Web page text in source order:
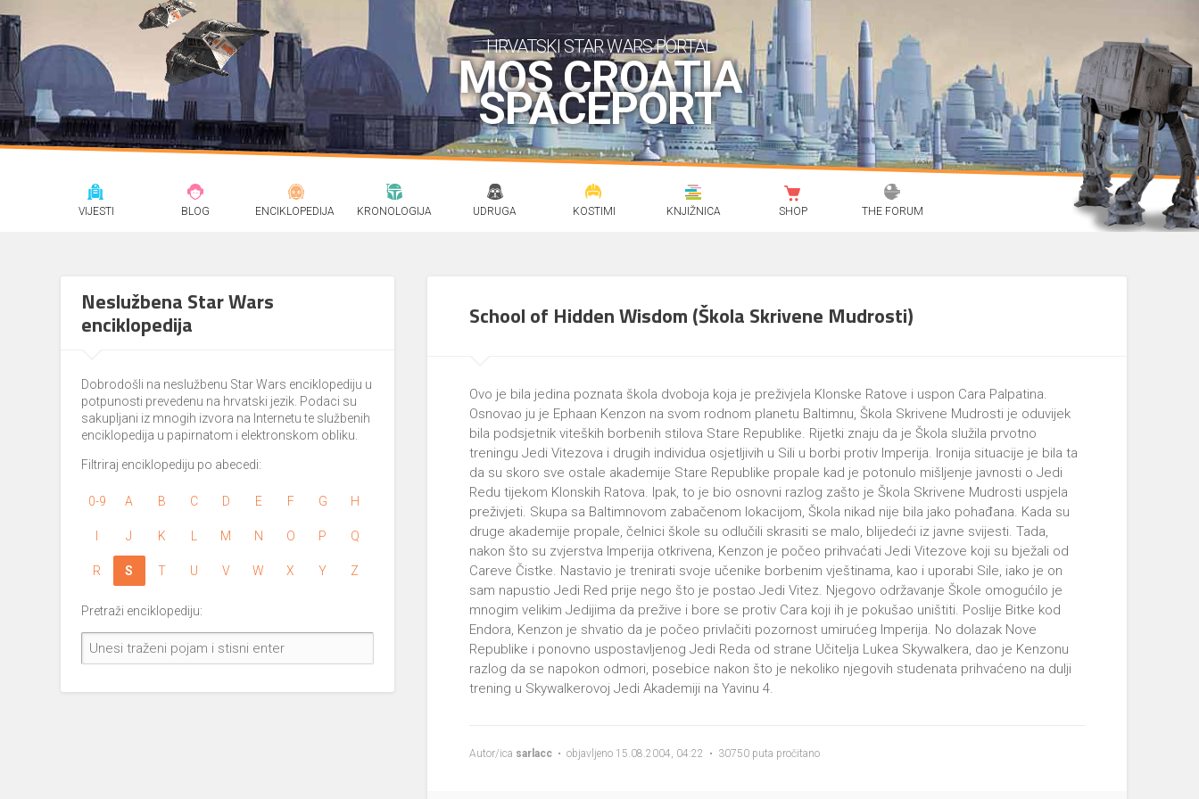
HRVATSKI STAR WARS PORTAL
MOS CROATIA
SPACEPORT
VIJESTI BLOG ENCIKLOPEDIJA KRONOLOGIJA UDRUGA KOSTIMI KNJIŽNICA SHOP THE FORUM
Neslužbena Star Wars
enciklopedija
Dobrodošli na neslužbenu Star Wars enciklopediju u
potpunosti prevedenu na hrvatski jezik. Podaci su
sakupljani iz mnogih izvora na Internetu te službenih
enciklopedija u papirnatom i elektronskom obliku.
Filtriraj enciklopediju po abecedi:
0-9 A B C D E F G H
J K M N O P Q
R S T U V W X Y Z
Pretraži enciklopediju:
School of Hidden Wisdom (Škola Skrivene Mudrosti)
Ovo je bila jedina poznata škola dvoboja koja je preživjela Klonske Ratove i uspon Cara Palpatina.
Osnovao ju je Ephaan Kenzon na svom rodnom planetu Baltimnu, Škola Skrivene Mudrosti je oduvijek
bila podsjetnik viteških borbenih stilova Stare Republike. Rijetki znaju da je Škola služila prvotno
treningu Jedi Vitezova i drugih individua osjetljivih u Sili u borbi protiv Imperija. Ironija situacije je bila ta
da su skoro sve ostale akademije Stare Republike propale kad je potonulo mišljenje javnosti o Jedi
Redu tijekom Klonskih Ratova. Ipak, to je bio osnovni razlog zašto je Škola Skrivene Mudrosti uspjela
preživjeti. Skupa sa Baltimnovom zabačenom lokacijom, Škola nikad nije bila jako pohađana. Kada su
druge akademije propale, čelnici škole su odlučili skrasiti se malo, blijedeći iz javne svijesti. Tada,
nakon što su zvjerstva Imperija otkrivena, Kenzon je počeo prihvaćati Jedi Vitezove koji su bježali od
Careve Čistke. Nastavio je trenirati svoje učenike borbenim vještinama, kao i uporabi Sile, iako je on
sam napustio Jedi Red prije nego što je postao Jedi Vitez. Njegovo održavanje Škole omogućilo je
mnogim velikim Jedijima da prežive i bore se protiv Cara koji ih je pokušao uništiti. Poslije Bitke kod
Endora, Kenzon je shvatio da je počeo privlačiti pozornost umirućeg Imperija. No dolazak Nove
Republike i ponovno uspostavljenog Jedi Reda od strane Učitelja Lukea Skywalkera, dao je Kenzonu
razlog da se napokon odmori, posebice nakon što je nekoliko njegovih studenata prihvaćeno na dulji
trening u Skywalkerovoj Jedi Akademiji na Yavinu 4.
Autor/ica sarlacc • objavljeno 15.08.2004, 04:22 • 30750 puta pročitano